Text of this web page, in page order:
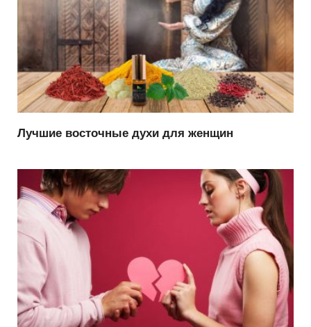
Лучшие восточные духи для женщин